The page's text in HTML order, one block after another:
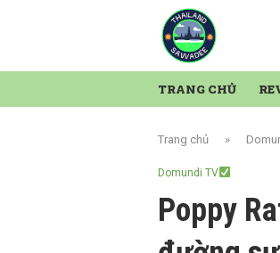
TRANG CHỦ
Trang chủ »
Domundi TV
Poppy